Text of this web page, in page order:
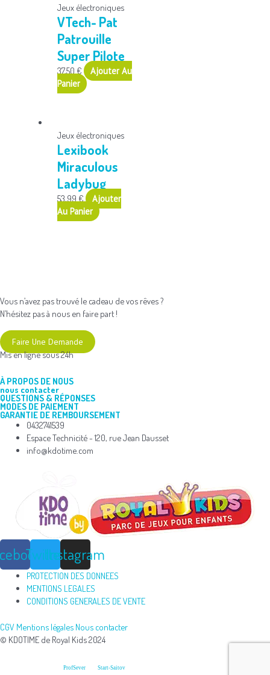
Jeux électroniques
VTech- Pat
Patrouille
Super Pilote
37,50 €
Ajouter Au
Panier
Jeux électroniques
Lexibook
Miraculous
Ladybug
53,99 €
Ajouter
Au Panier
Vous n’avez pas trouvé le cadeau de vos rêves ?
N’hésitez pas à nous en faire part !
Faire Une Demande
Mis en ligne sous 24h
À PROPOS DE NOUS
nous contacter
QUESTIONS & RÉPONSES
MODES DE PAIEMENT
GARANTIE DE REMBOURSEMENT
0432741539
Espace Technicité - 120, rue Jean Dausset
info@kdotime.com
TwitterInstagram
PROTECTION DES DONNEES
MENTIONS LEGALES
CONDITIONS GENERALES DE VENTE
CGV Mentions légales Nous contacter
© KDOTIME de Royal Kids 2024
ProfSever Start-Saitov